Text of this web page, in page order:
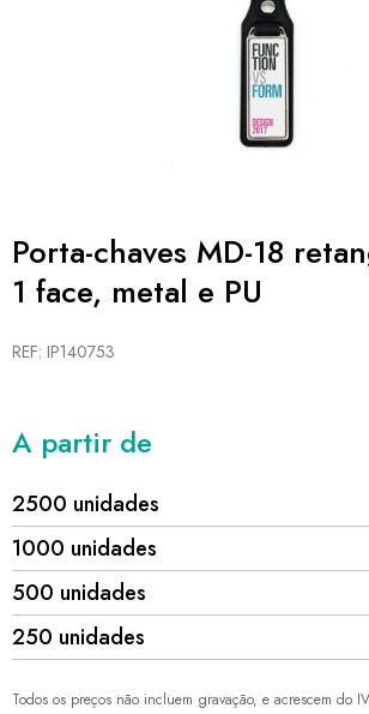
Porta-chaves MD-18
1 face, metal e PU
REF: IP140753
A partir de
2500 unidades
1000 unidades
500 unidades
250 unidades
Todos os preços não incluem gravação, e acrescem do